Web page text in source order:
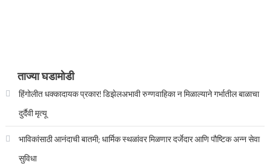
ताज्या घडामोडी
हिंगोलीत धक्कादायक प्रकार! डिझेलअभावी रुग्णवाहिका न मिळाल्याने गर्भातील बाळाचा
दुर्दैवी मृत्यू
भाविकांसाठी आनंदाची बातमी; धार्मिक स्थळांवर मिळणार दर्जेदार आणि पौष्टिक अन्न सेवा
सुविधा